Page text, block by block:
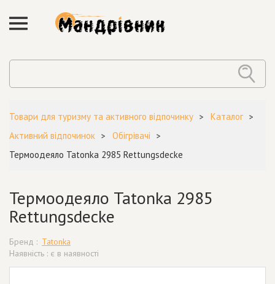
Товари для туризму та активного відпочинку
Каталог
Активний відпочинок
Обігрівачі
Термоодеяло Tatonka 2985 Rettungsdecke
Термоодеяло Tatonka 2985
Rettungsdecke
Бренд : Tatonka
Наявність : є в наявності